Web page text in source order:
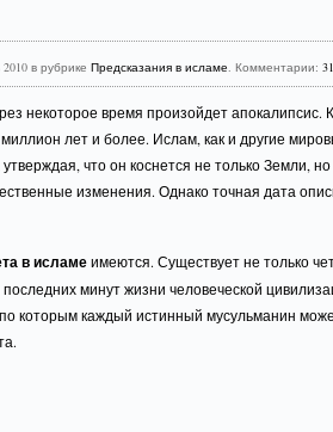
в рубрикеПредсказания в исламе. Комментарии:31
некоторое время произойдет апокалипсис.
лет и более. Ислам, как и другие
что он коснется не только Земли, но
изменения. Однако точная дата
в исламеимеются. Существует не только
минут жизни человеческой
которым каждый истинный мусульманин